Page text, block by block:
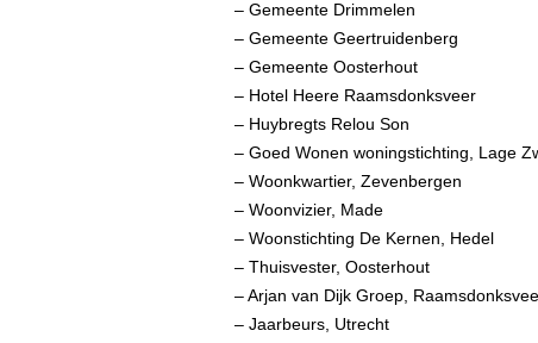
– Gemeente Drimmelen
– Gemeente Geertruidenberg
– Gemeente Oosterhout
– Hotel Heere Raamsdonksveer
– Huybregts Relou Son
– Goed Wonen woningstichting, Lage
– Woonkwartier, Zevenbergen
– Woonvizier, Made
– Woonstichting De Kernen, Hedel
– Thuisvester, Oosterhout
– Arjan van Dijk Groep,
– Jaarbeurs, Utrecht